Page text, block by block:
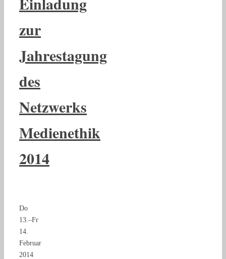
zur
Jahrestagung
des
Netzwerks
Medienethik
2014
Do
13.–Fr
14.
Februar
2014